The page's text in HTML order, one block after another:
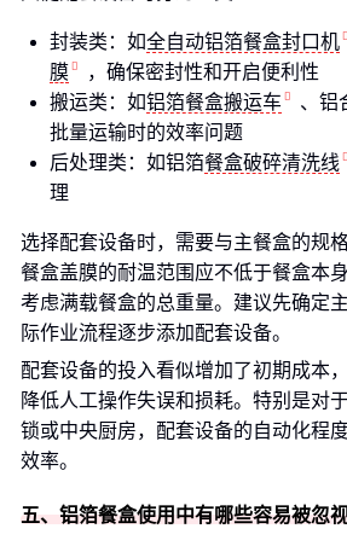
封装类：如全自动铝箔餐盒封口机
膜
，确保密封性和开启便利性
搬运类：如铝箔餐盒搬运车
、铝
批量运输时的效率问题
后处理类：如铝箔餐盒破碎清洗线
理
选择配套设备时，需要与主餐盒的规
餐盒盖膜的耐温范围应不低于餐盒本
考虑满载餐盒的总重量。建议先确定
际作业流程逐步添加配套设备。
配套设备的投入看似增加了初期成本
降低人工操作失误和损耗。特别是对
锁或中央厨房，配套设备的自动化程
效率。
五、铝箔餐盒使用中有哪些容易被忽视